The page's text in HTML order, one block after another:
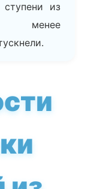
из
менее